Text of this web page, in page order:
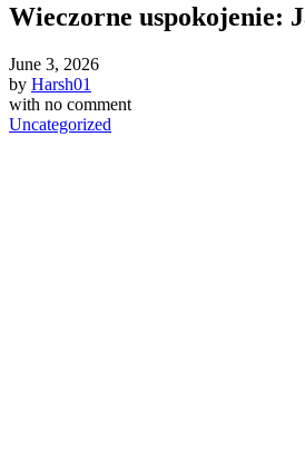
Wieczorne uspokojenie:
June 3, 2026
by Harsh01
with no comment
Uncategorized